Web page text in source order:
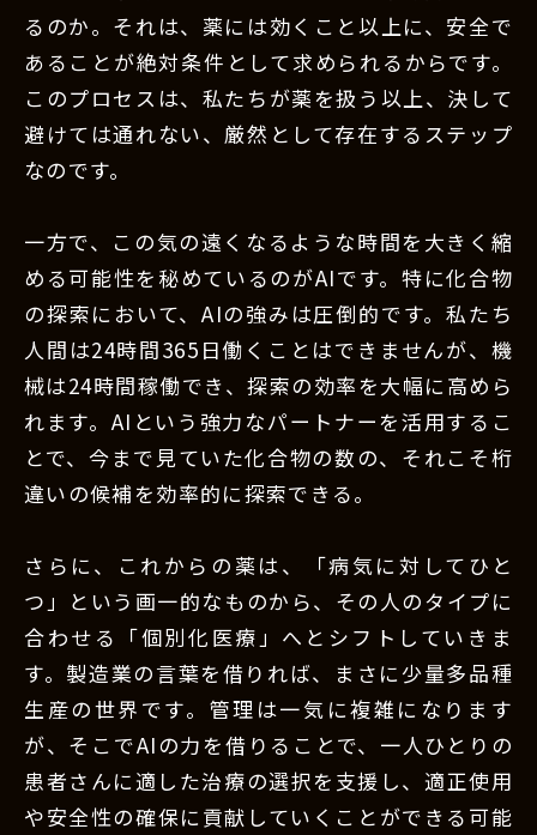
るのか。それは、薬には効くこと以上に、安全で
あることが絶対条件として求められるからです。
このプロセスは、私たちが薬を扱う以上、決して
避けては通れない、厳然として存在するステップ
なのです。
一方で、この気の遠くなるような時間を大きく縮
める可能性を秘めているのがAIです。特に化合物
の探索において、AIの強みは圧倒的です。私たち
人間は24時間365日働くことはできませんが、機
械は24時間稼働でき、探索の効率を大幅に高めら
れます。AIという強力なパートナーを活用するこ
とで、今まで見ていた化合物の数の、それこそ桁
違いの候補を効率的に探索できる。
さらに、これからの薬は、「病気に対してひと
つ」という画一的なものから、その人のタイプに
合わせる「個別化医療」へとシフトしていきま
す。製造業の言葉を借りれば、まさに少量多品種
生産の世界です。管理は一気に複雑になります
が、そこでAIの力を借りることで、一人ひとりの
患者さんに適した治療の選択を支援し、適正使用
や安全性の確保に貢献していくことができる可能